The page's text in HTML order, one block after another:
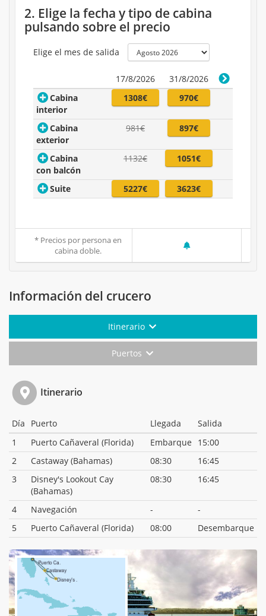
2. Elige la fecha y tipo de cabina
pulsando sobre el precio
Elige el mes de salida
17/8/2026
31/8/2026
Cabina
interior
1308€ 970€
Cabina
exterior
981€ 897€
Cabina
con balcón
1132€ 1051€
Suite 5227€ 3623€
* Precios por persona en
cabina doble.
Información del crucero
Itinerario
Puertos
Itinerario
Día Puerto Llegada
Salida
1
Puerto Cañaveral (Florida) Embarque
15:00
2
Castaway (Bahamas) 08:30
16:45
3
Disney's Lookout Cay
(Bahamas)
08:30 16:45
4 Navegación -
-
5
Puerto Cañaveral (Florida) 08:00 Desembarque